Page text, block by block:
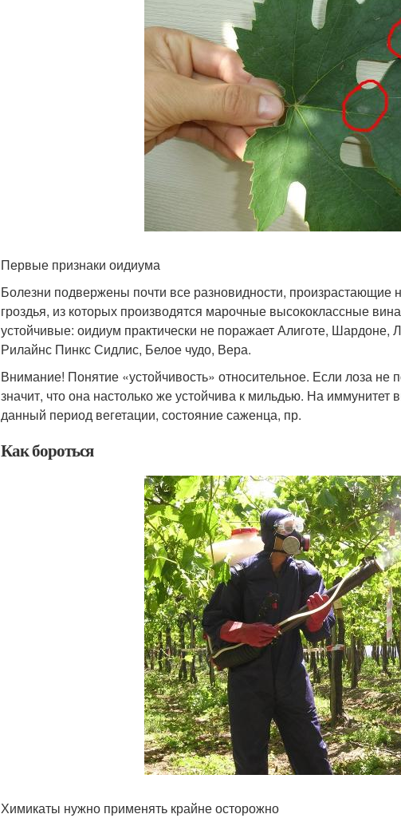
Первые признаки оидиума
Болезни подвержены почти все разновидности, произрастающие
гроздья, из которых производятся марочные высококлассные
устойчивые: оидиум практически не поражает Алиготе,
Рилайнс Пинкс Сидлис, Белое чудо, Вера.
Внимание! Понятие «устойчивость» относительное. Если лоза
значит, что она настолько же устойчива к мильдью. На иммунитет
данный период вегетации, состояние саженца, пр.
Как бороться
Химикаты нужно применять крайне осторожно